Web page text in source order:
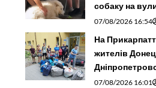
собаку на
07/08/2026 16:54
На
жителів
07/08/2026 16:01